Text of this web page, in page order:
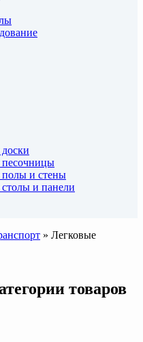
и стены
и панели
» Легковые
товаров